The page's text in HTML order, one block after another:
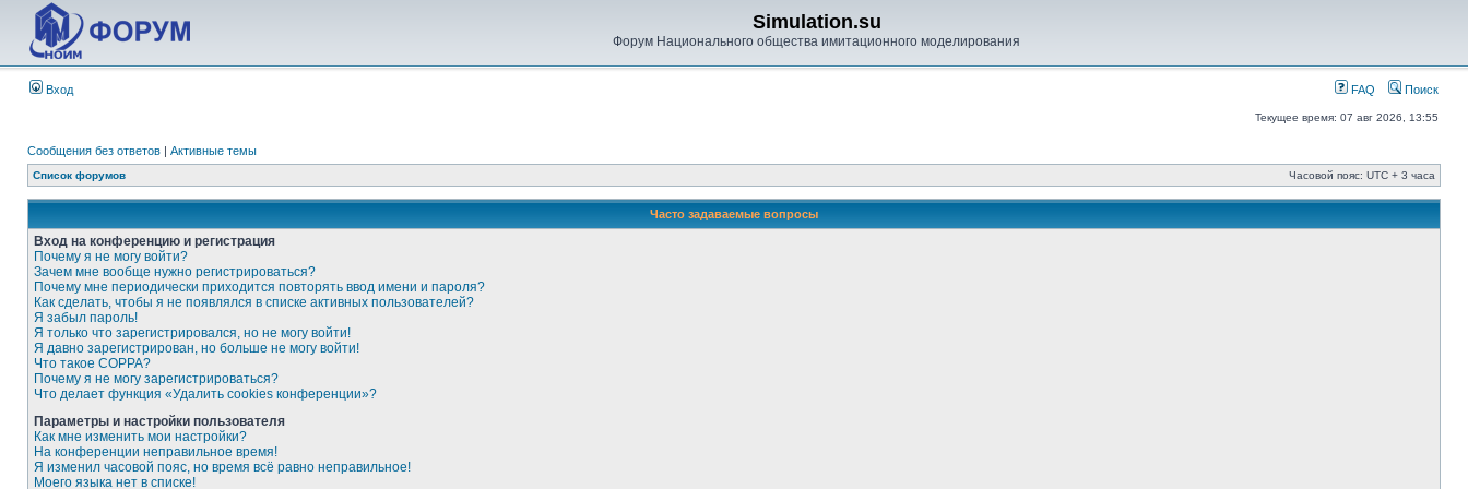
Simulation.su
Форум Национального общества имитационного моделирования
Вход FAQ Поиск
Текущее время: 07 авг 2026, 13:55
Сообщения без ответов | Активные темы
Список форумов Часовой пояс: UTC + 3 часа
Часто задаваемые вопросы
Вход на конференцию и регистрация
Почему я не могу войти?
Зачем мне вообще нужно регистрироваться?
Почему мне периодически приходится повторять ввод имени и пароля?
Как сделать, чтобы я не появлялся в списке активных пользователей?
Я забыл пароль!
Я только что зарегистрировался, но не могу войти!
Я давно зарегистрирован, но больше не могу войти!
Что такое COPPA?
Почему я не могу зарегистрироваться?
Что делает функция «Удалить cookies конференции»?
Параметры и настройки пользователя
Как мне изменить мои настройки?
На конференции неправильное время!
Я изменил часовой пояс, но время всё равно неправильное!
Моего языка нет в списке!